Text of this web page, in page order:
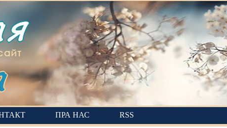
ПРА НАС RSS